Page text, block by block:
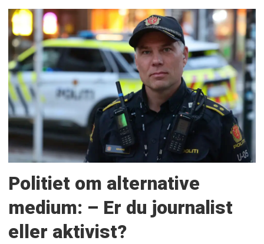
Politiet om alternative
medium: – Er du journalist
eller aktivist?